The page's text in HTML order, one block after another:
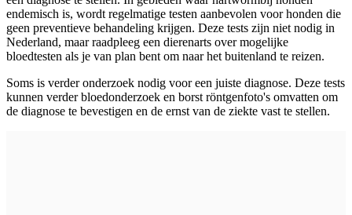
endemisch is, wordt regelmatige testen aanbevolen voor honden die
geen preventieve behandeling krijgen. Deze tests zijn niet nodig in
Nederland, maar raadpleeg een dierenarts over mogelijke
bloedtesten als je van plan bent om naar het buitenland te reizen.
Soms is verder onderzoek nodig voor een juiste diagnose. Deze tests
kunnen verder bloedonderzoek en borst röntgenfoto's omvatten om
de diagnose te bevestigen en de ernst van de ziekte vast te stellen.